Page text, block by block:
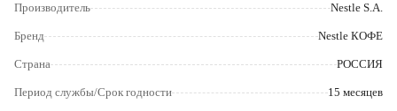
Производитель Nestle S.A.
Бренд Nestle КОФЕ
Страна РОССИЯ
Период службы/Срок годности 15 месяцев